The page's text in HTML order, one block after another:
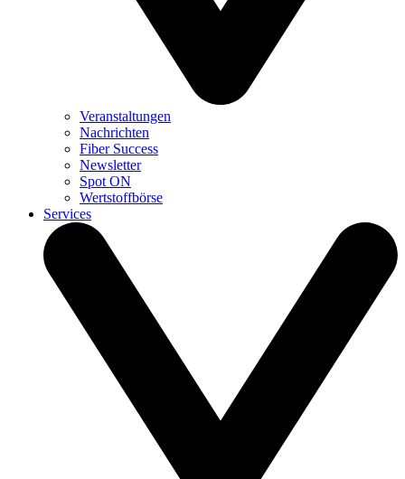
Veranstaltungen
Nachrichten
Fiber Success
Newsletter
Spot ON
Wertstoffbörse
Services